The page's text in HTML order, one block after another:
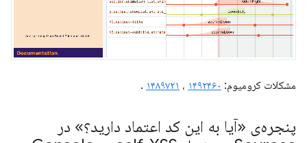
مشکلات کرومیوم: ۱۴۹۲۴۶۰ ، ۱۴۸۹۷۲۱ .
پنجره‌ی «آیا به این کد اعتماد دارید؟» در